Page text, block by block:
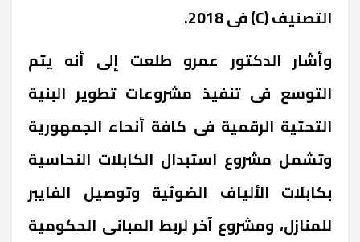
التصنيف (C) فى 2018.
وأشار الدكتور عمرو طلعت إلى أنه يتم
التوسع فى تنفيذ مشروعات تطوير البنية
التحتية الرقمية فى كافة أنحاء الجمهورية
وتشمل مشروع استبدال الكابلات النحاسية
بكابلات الألياف الضوئية وتوصيل الفايبر
للمنازل، ومشروع آخر لربط المبانى الحكومية